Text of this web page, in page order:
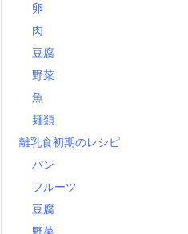
卵
肉
豆腐
野菜
魚
麺類
離乳食初期のレシピ
パン
フルーツ
豆腐
野菜